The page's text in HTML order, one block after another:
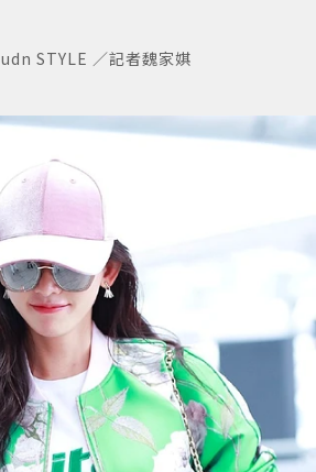
udn STYLE ／記者魏家娸